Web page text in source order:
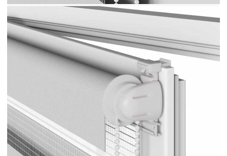
Необходим е монтаж
ВНИМАНИЕ! Малките деца могат да бъдат
удушени от примки в дърпащи въжета, вериги,
ленти и вътрешния кабел, който управлява този
продукт. За да избегнете удушаване и оплитане,
дръжте кабелите далеч от обсега на малки деца.
Шнурите могат да се увият около врата на
детето. Преместете леглата, креватчетата и
мебелите далеч от въжетата за покриване на
прозорци. Не завързвайте кабелите заедно.
Уверете се, че кабелите не се усукват и
образуват примка. ВНИМАНИЕ! Децата може
да се задушат, ако това предпазно устройство не
е инсталирано. Винаги използвайте това
устройство, за да задържате шнуровете или
верижките на място, недостъпно за деца.